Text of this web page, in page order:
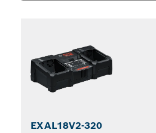
EXAL18V2-320